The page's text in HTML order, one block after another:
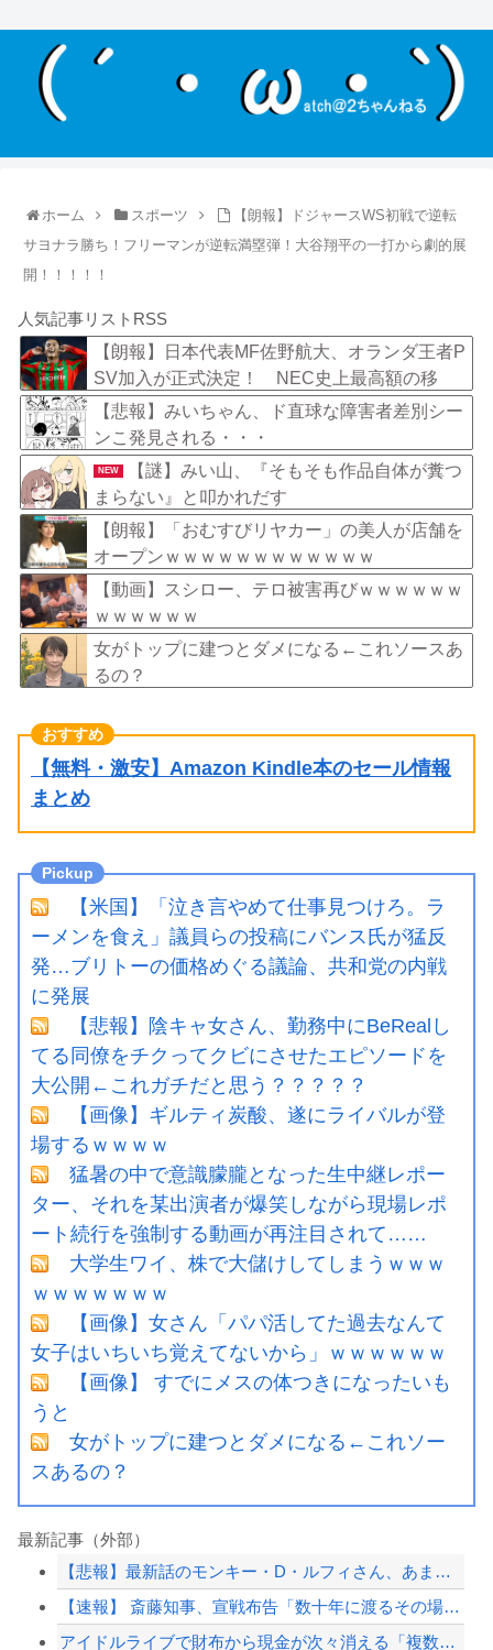
ホーム スポーツ
【朗報】ドジャースWS初戦で逆転
サヨナラ勝ち！フリーマンが逆転満塁弾！大谷翔平の一打から劇的展
開！！！！！
人気記事リストRSS
【朗報】日本代表MF佐野航大、オランダ王者P
SV加入が正式決定！ NEC史上最高額の移
籍、最大約31億円か！！
【悲報】みいちゃん、ド直球な障害者差別シー
ンこ発見される・・・
NEW
【謎】みい山、『そもそも作品自体が糞つ
まらない』と叩かれだす
【朗報】「おむすびリヤカー」の美人が店舗を
オープンｗｗｗｗｗｗｗｗｗｗｗｗ
【動画】スシロー、テロ被害再びｗｗｗｗｗｗ
ｗｗｗｗｗｗ
女がトップに建つとダメになる←これソースあ
るの？
【無料・激安】Amazon Kindle本のセール情報
まとめ
【米国】「泣き言やめて仕事見つけろ。ラ
ーメンを食え」議員らの投稿にバンス氏が猛反
発…ブリトーの価格めぐる議論、共和党の内戦
に発展
【悲報】陰キャ女さん、勤務中にBeRealし
てる同僚をチクってクビにさせたエピソードを
大公開←これガチだと思う？？？？？
【画像】ギルティ炭酸、遂にライバルが登
場するｗｗｗｗ
猛暑の中で意識朦朧となった生中継レポー
ター、それを某出演者が爆笑しながら現場レポ
ート続行を強制する動画が再注目されて……
大学生ワイ、株で大儲けしてしまうｗｗｗ
ｗｗｗｗｗｗｗ
【画像】女さん「パパ活してた過去なんて
女子はいちいち覚えてないから」ｗｗｗｗｗｗ
【画像】 すでにメスの体つきになったいも
うと
女がトップに建つとダメになる←これソー
スあるの？
最新記事（外部）
【悲報】最新話のモンキー・D・ルフィさん、あまりにも情けなさ過ぎて炎上ｗｗｗ
【速報】 斎藤知事、宣戦布告「数十年に渡るその場しのぎの不適切会計、私の代でケリ...
アイドルライブで財布から現金が次々消える「複数のお客様より被害報告」警察に相談へ